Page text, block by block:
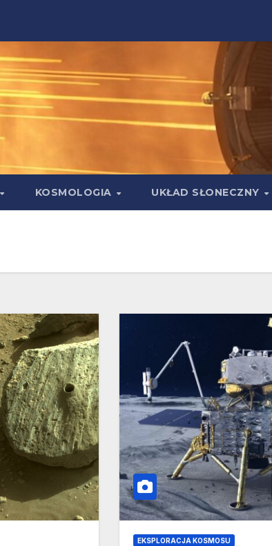
KOSMOLOGIA UKŁAD SŁONECZNY
EKSPLORACJA KOSMOSU